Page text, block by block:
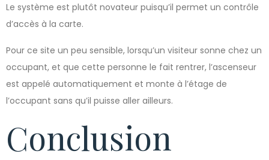
Le système est plutôt novateur puisqu’il permet un contrôle
d’accès à la carte.
Pour ce site un peu sensible, lorsqu’un visiteur sonne chez un
occupant, et que cette personne le fait rentrer, l’ascenseur
est appelé automatiquement et monte à l’étage de
l’occupant sans qu’il puisse aller ailleurs.
Conclusion